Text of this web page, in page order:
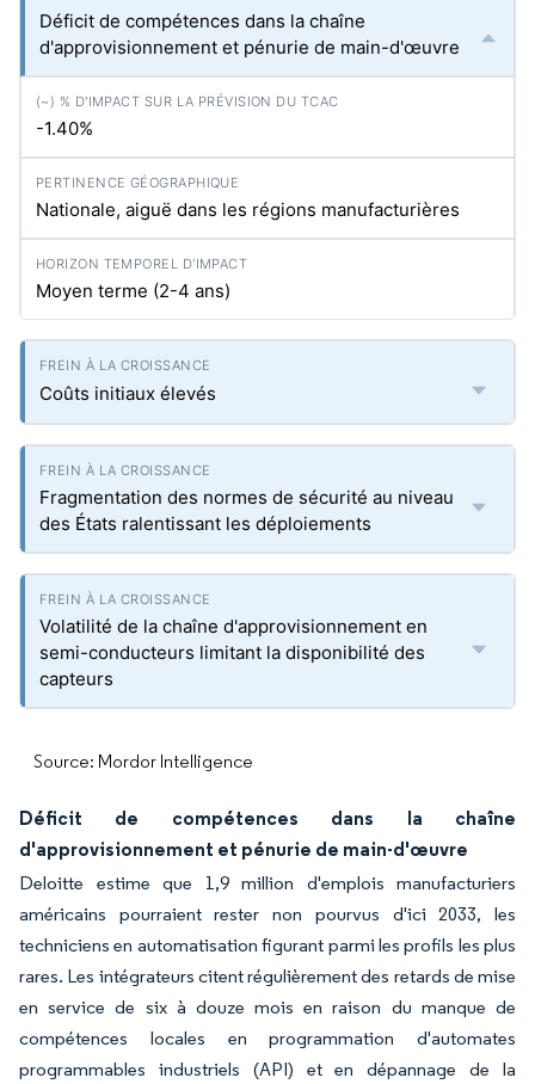
Déficit de compétences dans la chaîne
d'approvisionnement et pénurie de main-d'œuvre
-1.40%
Nationale, aiguë dans les régions manufacturières
Moyen terme (2-4 ans)
Coûts initiaux élevés
Fragmentation des normes de sécurité au niveau
des États ralentissant les déploiements
Volatilité de la chaîne d'approvisionnement en
semi-conducteurs limitant la disponibilité des
capteurs
Source: Mordor Intelligence
Déficit de compétences dans la chaîne
d'approvisionnement et pénurie de main-d'œuvre
Deloitte estime que 1,9 million d'emplois manufacturiers
américains pourraient rester non pourvus d'ici 2033, les
techniciens en automatisation figurant parmi les profils les plus
rares. Les intégrateurs citent régulièrement des retards de mise
en service de six à douze mois en raison du manque de
compétences locales en programmation d'automates
programmables industriels (API) et en dépannage de la